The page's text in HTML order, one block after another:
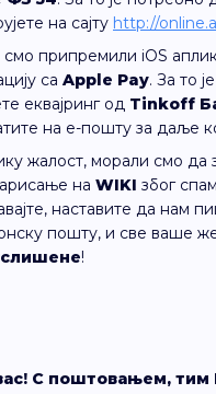
на сајту http://
припремили iOS
са Apple Pay. За то
еквајринг од Tinkoff
на е-пошту за даље
жалост, морали смо да
на WIKI због
наставите да нам
пошту, и све ваше
!
С поштовањем, тим